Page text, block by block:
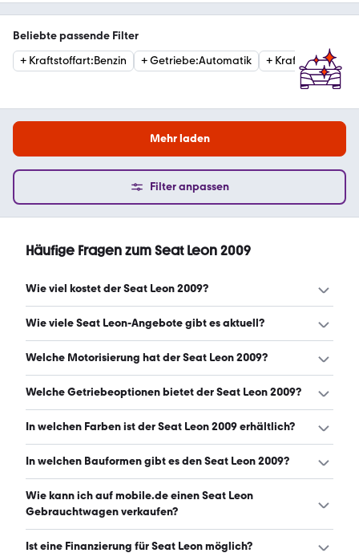
Beliebte passende Filter
+ Kraftstoffart:Benzin +Getriebe:Automatik + Kraftstoffart
Mehr laden
Filter anpassen
Häufige Fragen zum Seat Leon 2009
Wie viel kostet der Seat Leon 2009?
Ein guter Preis für einen Seat Leon 2009 liegt zwischen
Wie viele Seat Leon-Angebote gibt es aktuell?
Es gibt insgesamt 113 Seat Leon bei mobile.de, davon 113
Welche Motorisierung hat der Seat Leon 2009?
Der Seat Leon 2009 hat Leistungen zwischen 86 und 211
Welche Getriebeoptionen bietet der Seat Leon 2009?
Der Seat Leon 2009 ist mit manuellem und
In welchen Farben ist der Seat Leon 2009 erhältlich?
Den Seat Leon 2009 gibt es in folgenden Farben:
häufigste Farbe ist schwarz. (Stand: 8.8.2026)
In welchen Bauformen gibt es den Seat Leon 2009?
Den Seat Leon 2009 gibt es in folgenden Bauformen:
Limousine. (Stand: 8.8.2026)
Wie kann ich auf mobile.de einen Seat Leon
Gebrauchtwagen verkaufen?
Alle Informationen zum Verkauf an mobile.de-
Ist eine Finanzierung für Seat Leon möglich?